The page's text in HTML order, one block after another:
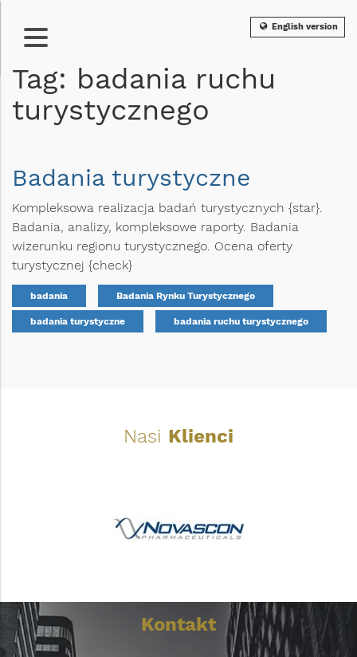
Tag: badania ruchu
turystycznego
Badania turystyczne
Kompleksowa realizacja badań turystycznych {star}.
Badania, analizy, kompleksowe raporty. Badania
wizerunku regionu turystycznego. Ocena oferty
turystycznej {check}
badania Badania Rynku Turystycznego
badania turystyczne badania ruchu turystycznego
Nasi Klienci
Kontakt
English version